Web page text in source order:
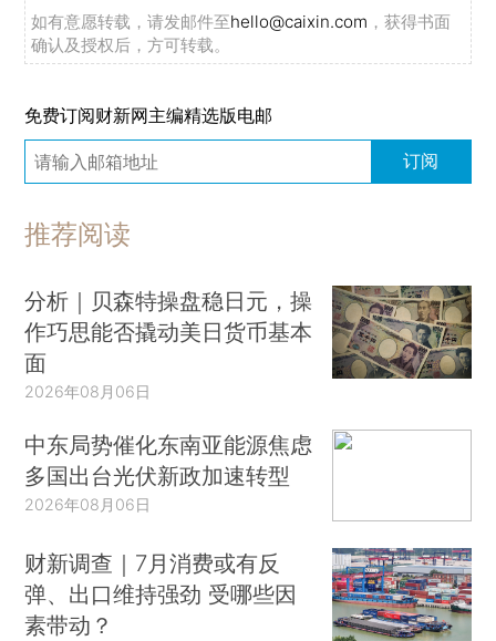
如有意愿转载，请发邮件至hello@caixin.com ，获得书面
确认及授权后，方可转载。
免费订阅财新网主编精选版电邮
订阅
推荐阅读
分析｜贝森特操盘稳日元，操
作巧思能否撬动美日货币基本
面
2026年08月06日
中东局势催化东南亚能源焦虑
多国出台光伏新政加速转型
2026年08月06日
财新调查｜7月消费或有反
弹、出口维持强劲 受哪些因
素带动？